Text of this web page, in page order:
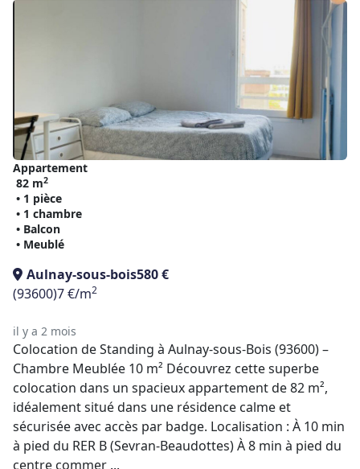
Appartement
82 m2
• 1 pièce
• 1 chambre
• Balcon
• Meublé
Aulnay-sous-bois580 €
(93600)7 €/m2
il y a 2 mois
Colocation de Standing à Aulnay-sous-Bois (93600) –
Chambre Meublée 10 m² Découvrez cette superbe
colocation dans un spacieux appartement de 82 m²,
idéalement situé dans une résidence calme et
sécurisée avec accès par badge. Localisation : À 10 min
à pied du RER B (Sevran-Beaudottes) À 8 min à pied du
centre commer ...